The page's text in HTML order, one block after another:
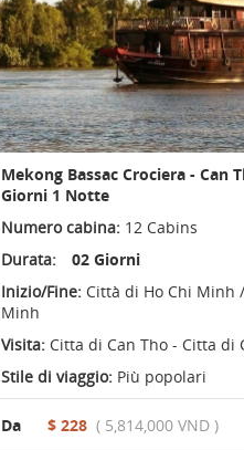
Mekong Bassac Crociera - Can
Giorni 1 Notte
Numero cabina: 12 Cabins
Durata:
02 Giorni
Inizio/Fine: Città di Ho Chi Minh
Minh
Visita: Citta di Can Tho - Citta di
Stile di viaggio: Più popolari
Da $ 228 ( 5,814,000 VND )